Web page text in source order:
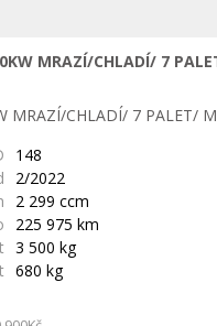
MRAZÍ/CHLADÍ/ 7
148
2/2022
2 299 ccm
225 975 km
3 500 kg
680 kg